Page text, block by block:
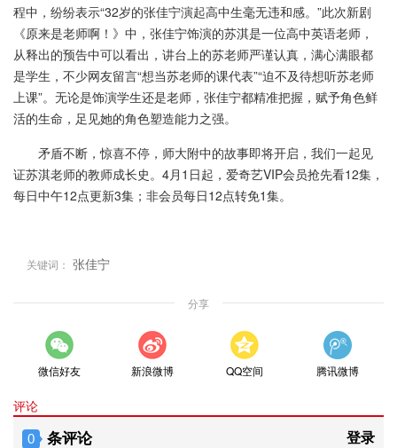
程中，纷纷表示“32岁的张佳宁演起高中生毫无违和感。”此次新剧
《原来是老师啊！》中，张佳宁饰演的苏淇是一位高中英语老师，
从释出的预告中可以看出，讲台上的苏老师严谨认真，满心满眼都
是学生，不少网友留言“想当苏老师的课代表”“迫不及待想听苏老师
上课”。无论是饰演学生还是老师，张佳宁都精准把握，赋予角色鲜
活的生命，足见她的角色塑造能力之强。
矛盾不断，惊喜不停，师大附中的故事即将开启，我们一起见
证苏淇老师的教师成长史。4月1日起，爱奇艺VIP会员抢先看12集，
每日中午12点更新3集；非会员每日12点转免1集。
关键词： 张佳宁
分享
微信好友 新浪微博 QQ空间 腾讯微博
评论
0 条评论 登录